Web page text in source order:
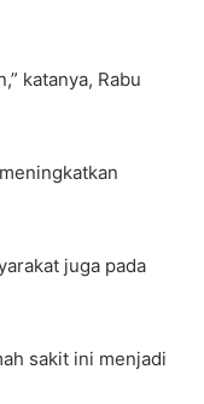
katanya, Rabu
juga pada
sakit ini menjadi